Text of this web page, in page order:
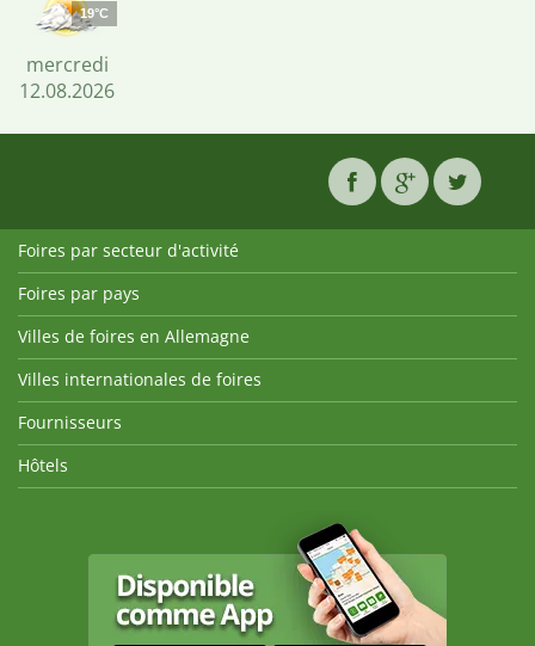
19°C
mercredi
12.08.2026
Foires par secteur d'activité
Foires par pays
Villes de foires en Allemagne
Villes internationales de foires
Fournisseurs
Hôtels